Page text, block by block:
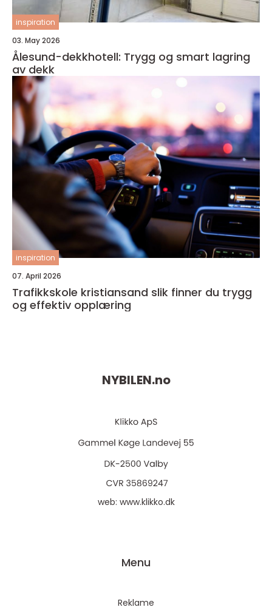
inspiration
03. May 2026
Ålesund-dekkhotell: Trygg og smart lagring
av dekk
inspiration
07. April 2026
Trafikkskole kristiansand slik finner du trygg
og effektiv opplæring
NYBILEN.no
web: www.klikko.dk
Menu
Reklame